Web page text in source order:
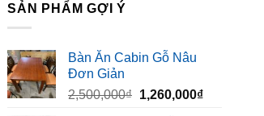
SẢN PHẨM GỢI Ý
Bàn Ăn Cabin Gỗ Nâu
Đơn Giản
2,500,000₫ Giá
1,260,000₫Giá